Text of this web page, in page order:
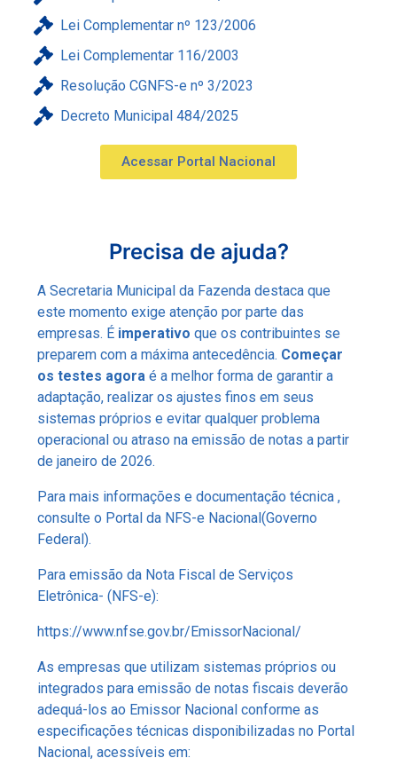
Lei Complementar nº 123/2006
Lei Complementar 116/2003
Resolução CGNFS-e nº 3/2023
Decreto Municipal 484/2025
Acessar Portal Nacional
Precisa de ajuda?
A Secretaria Municipal da Fazenda destaca que
este momento exige atenção por parte das
empresas. É imperativo que os contribuintes se
preparem com a máxima antecedência. Começar
os testes agora é a melhor forma de garantir a
adaptação, realizar os ajustes finos em seus
sistemas próprios e evitar qualquer problema
operacional ou atraso na emissão de notas a partir
de janeiro de 2026.
Para mais informações e documentação técnica ,
consulte o Portal da NFS-e Nacional(Governo
Federal).
Para emissão da Nota Fiscal de Serviços
Eletrônica- (NFS-e):
https://www.nfse.gov.br/EmissorNacional/
As empresas que utilizam sistemas próprios ou
integrados para emissão de notas fiscais deverão
adequá-los ao Emissor Nacional conforme as
especificações técnicas disponibilizadas no Portal
Nacional, acessíveis em: